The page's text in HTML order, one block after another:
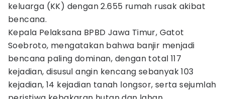
keluarga (KK) dengan 2.655 rumah rusak akibat
bencana.
Kepala Pelaksana BPBD Jawa Timur, Gatot
Soebroto, mengatakan bahwa banjir menjadi
bencana paling dominan, dengan total 117
kejadian, disusul angin kencang sebanyak 103
kejadian, 14 kejadian tanah longsor, serta sejumlah